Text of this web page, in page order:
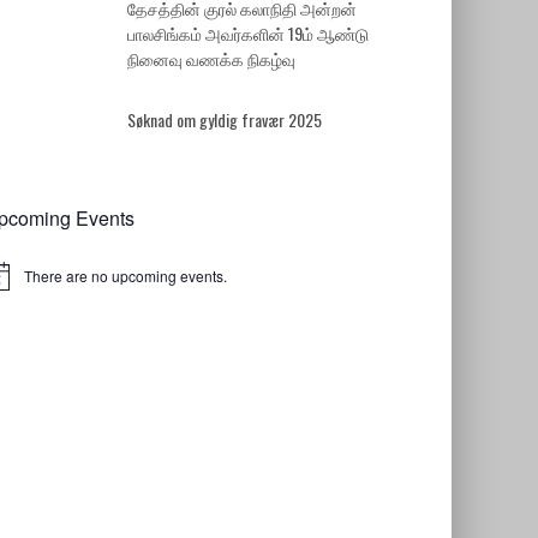
தேசத்தின் குரல் கலாநிதி அன்றன்
பாலசிங்கம் அவர்களின் 19ம் ஆண்டு
நினைவு வணக்க நிகழ்வு
Søknad om gyldig fravær 2025
Events
There are no upcoming events.